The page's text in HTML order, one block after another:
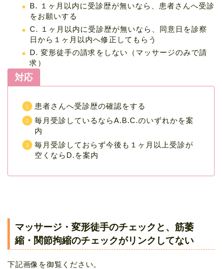
B. １ヶ月以内に受診歴が無いなら、患者さんへ受診
をお願いする
C. １ヶ月以内に受診歴が無いなら、同意日を診察
日から１ヶ月以内へ修正してもらう
D. 変形徒手の請求をしない（マッサージのみで請
求）
対応
患者さんへ受診歴の確認をする
毎月受診しているならA.B.C.のいずれかを案
内
毎月受診しておらず今後も１ヶ月以上受診が
空くならD.を案内
マッサージ・変形徒手のチェックと、筋萎
縮・関節拘縮のチェックがリンクしてない
下記画像を御覧ください。